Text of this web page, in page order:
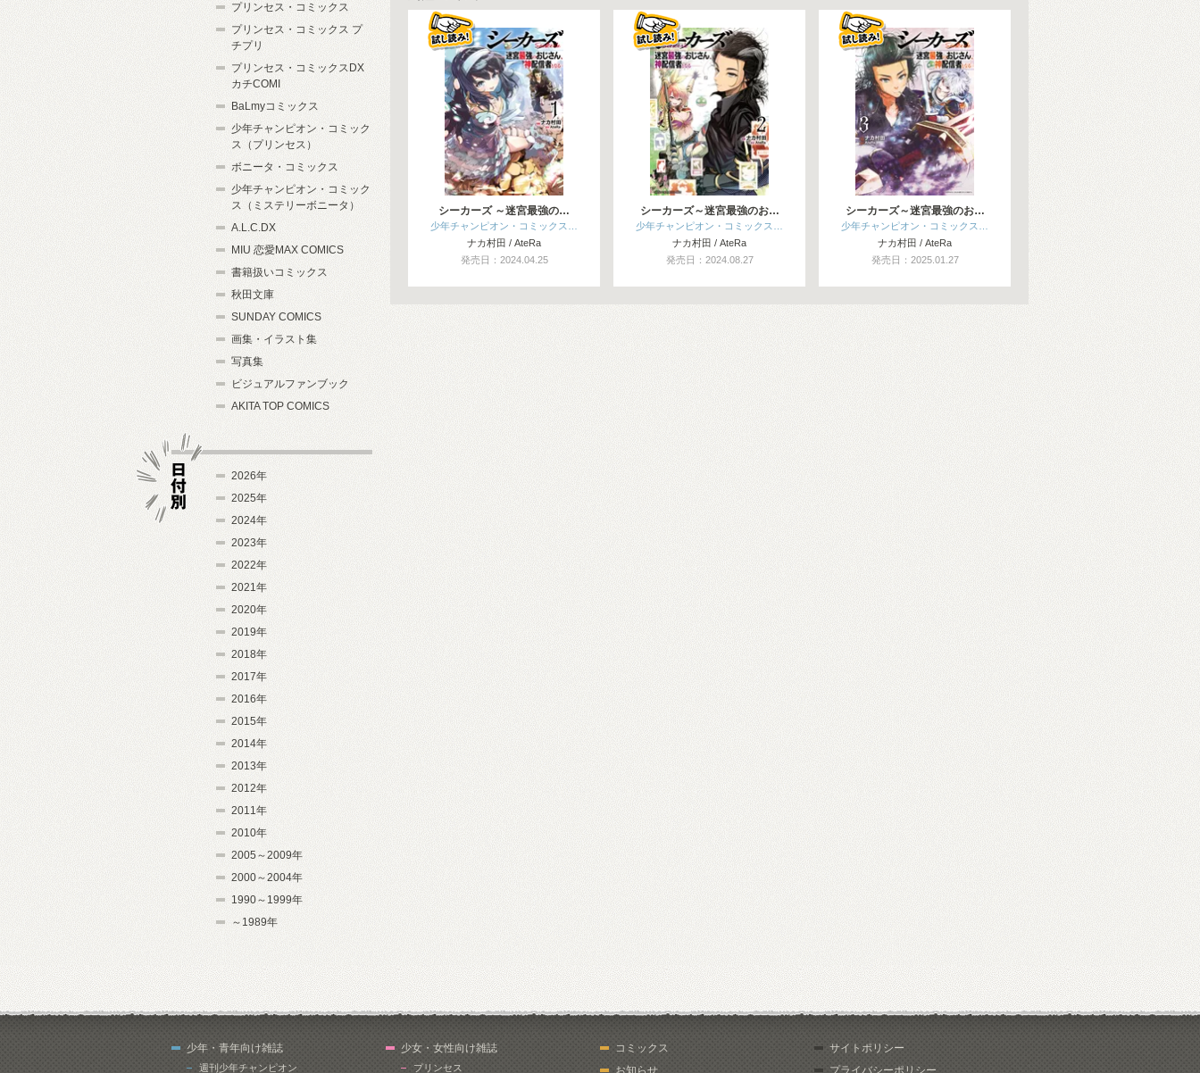
関連コミックス
シーカーズ ～迷宮最強の…
少年チャンピオン・コミックス…
ナカ村田 / AteRa
発売日：2024.04.25
シーカーズ～迷宮最強のお…
少年チャンピオン・コミックス…
ナカ村田 / AteRa
発売日：2024.08.27
シーカーズ～迷宮最強のお…
少年チャンピオン・コミックス…
ナカ村田 / AteRa
発売日：2025.01.27
プリンセス・コミックス
プリンセス・コミックス プ
チプリ
プリンセス・コミックスDX
カチCOMI
BaLmyコミックス
少年チャンピオン・コミック
ス（プリンセス）
ボニータ・コミックス
少年チャンピオン・コミック
ス（ミステリーボニータ）
A.L.C.DX
MIU 恋愛MAX COMICS
書籍扱いコミックス
秋田文庫
SUNDAY COMICS
画集・イラスト集
写真集
ビジュアルファンブック
AKITA TOP COMICS
2026年
2025年
2024年
2023年
2022年
2021年
2020年
2019年
2018年
2017年
2016年
2015年
2014年
2013年
2012年
2011年
2010年
2005～2009年
2000～2004年
1990～1999年
～1989年
少年・青年向け雑誌
週刊少年チャンピオン
少女・女性向け雑誌
プリンセス
コミックス
お知らせ
サイトポリシー
プライバシーポリシー